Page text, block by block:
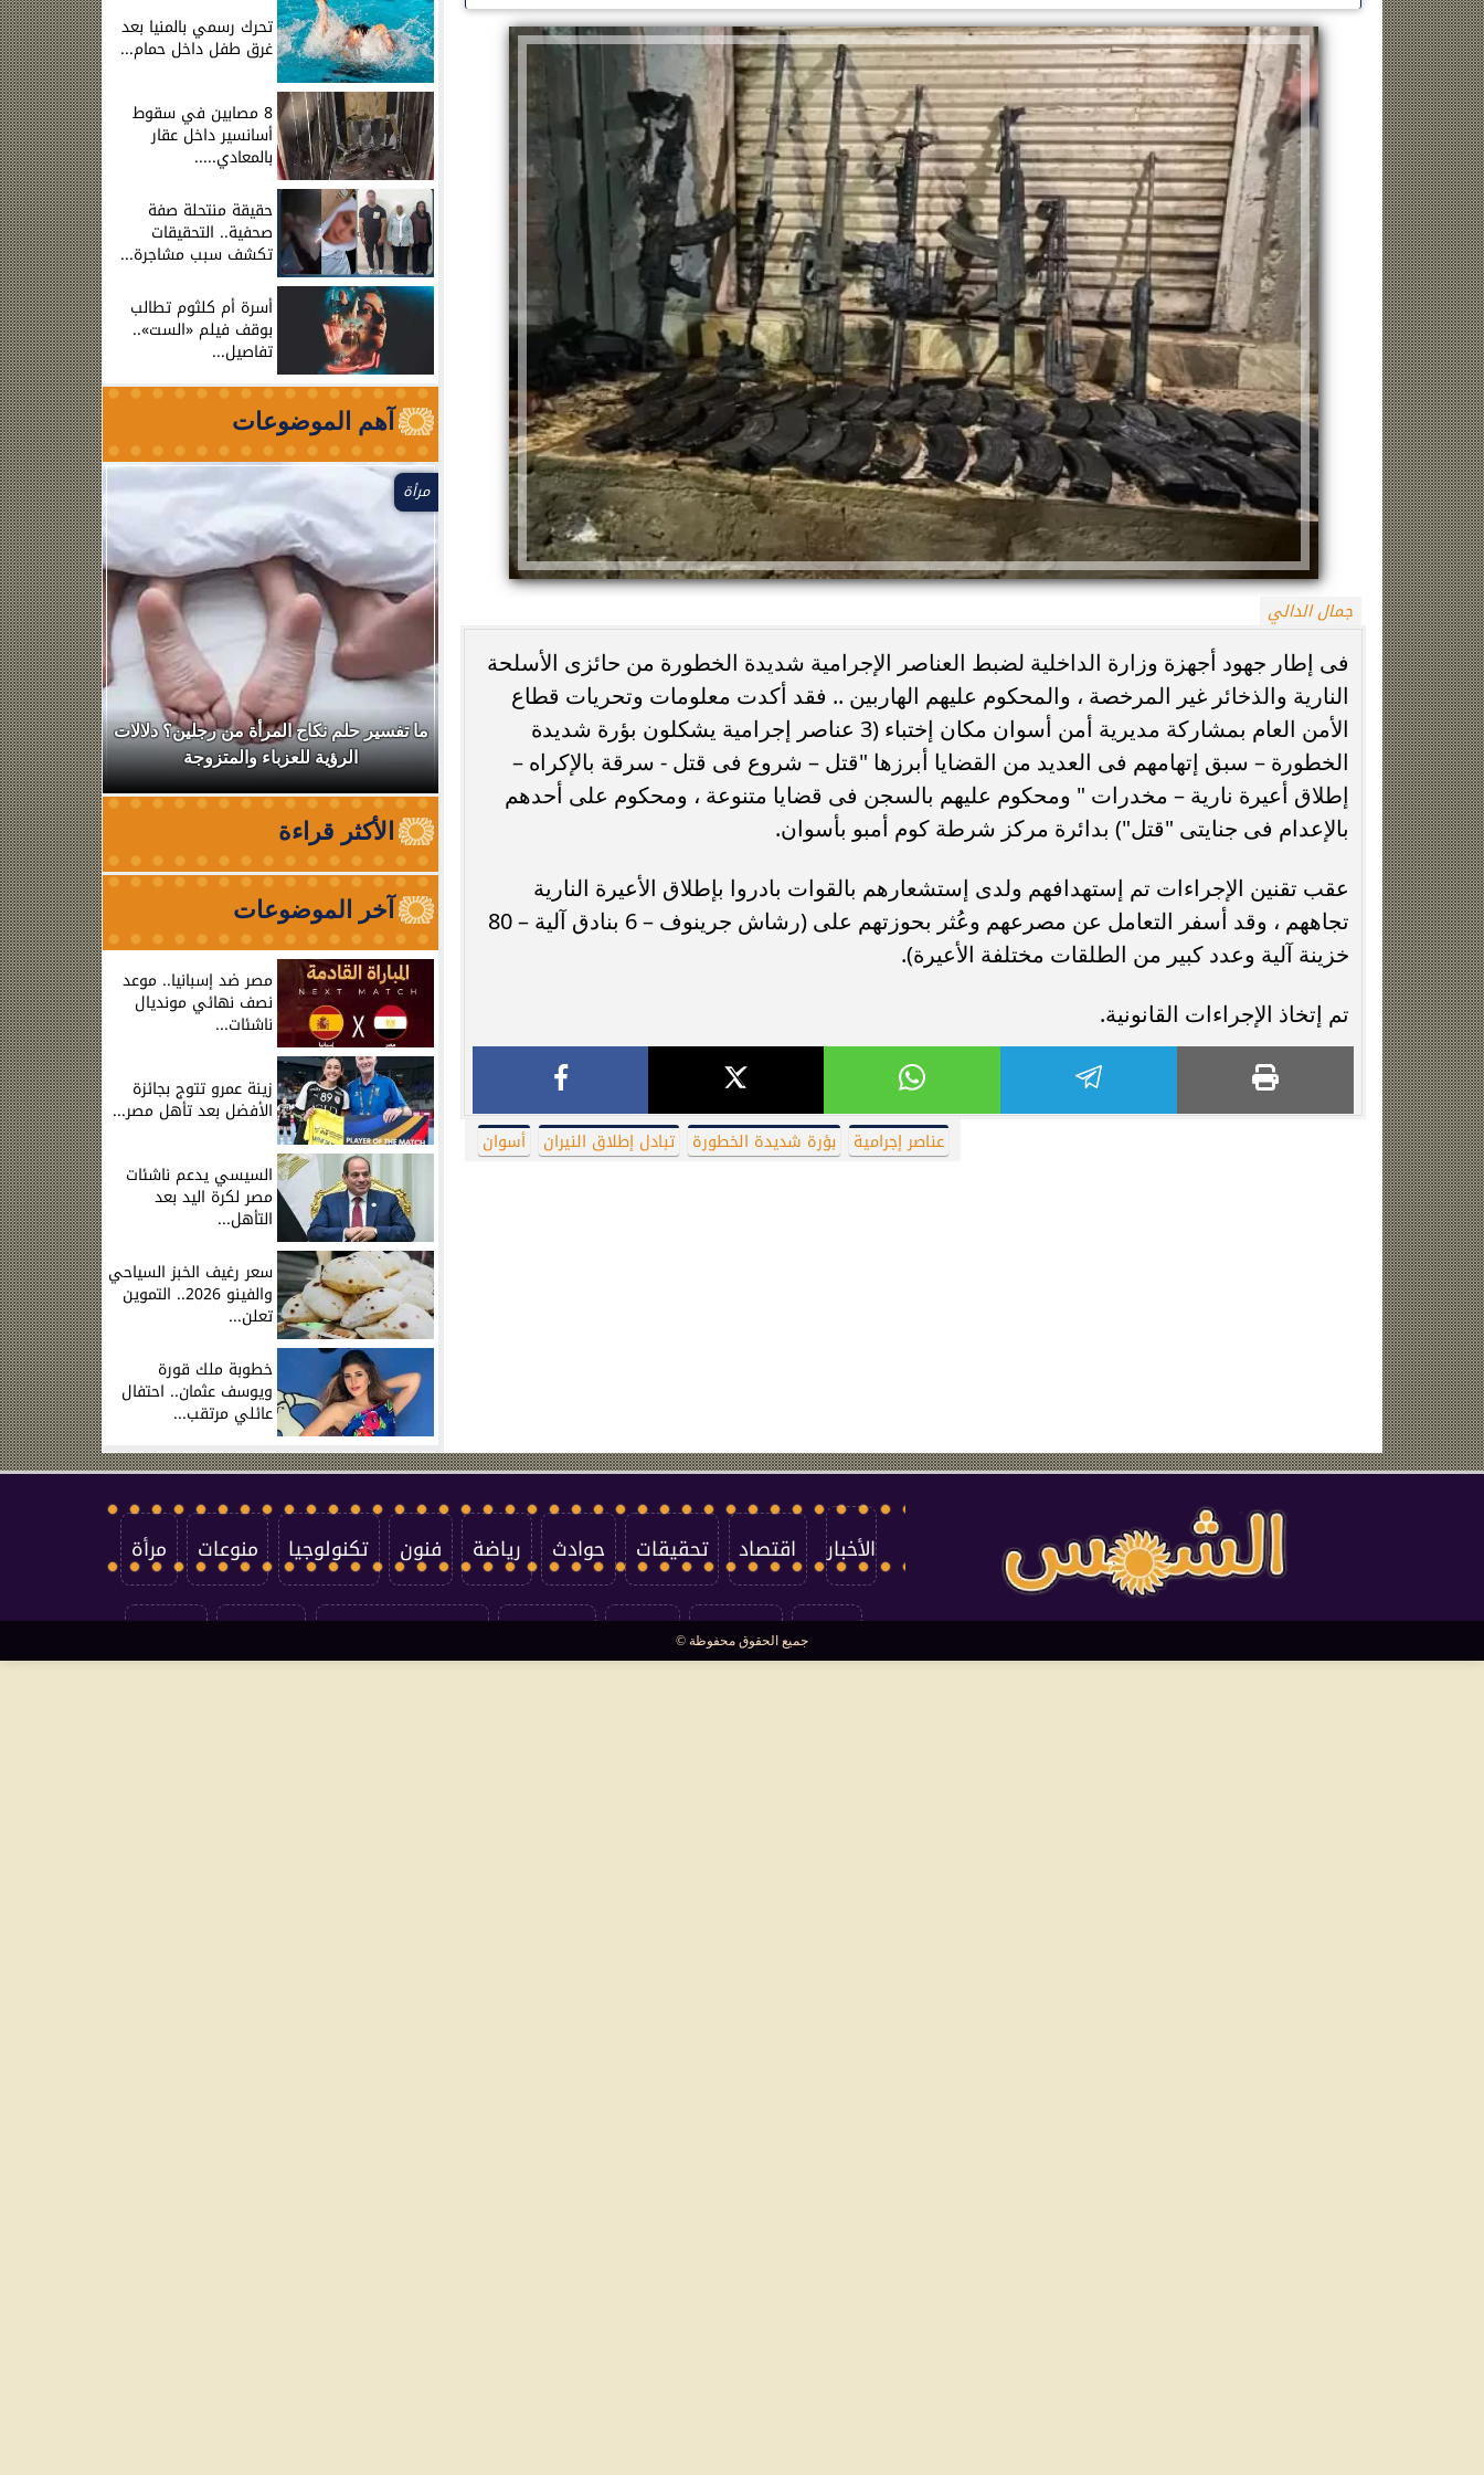
جمال الدالي
فى إطار جهود أجهزة وزارة الداخلية لضبط العناصر الإجرامية شديدة الخطورة من حائزى الأسلحة
النارية والذخائر غير المرخصة ، والمحكوم عليهم الهاربين .. فقد أكدت معلومات وتحريات قطاع
الأمن العام بمشاركة مديرية أمن أسوان مكان إختباء (3 عناصر إجرامية يشكلون بؤرة شديدة
الخطورة – سبق إتهامهم فى العديد من القضايا أبرزها "قتل – شروع فى قتل - سرقة بالإكراه –
إطلاق أعيرة نارية – مخدرات " ومحكوم عليهم بالسجن فى قضايا متنوعة ، ومحكوم على أحدهم
بالإعدام فى جنايتى "قتل") بدائرة مركز شرطة كوم أمبو بأسوان.
عقب تقنين الإجراءات تم إستهدافهم ولدى إستشعارهم بالقوات بادروا بإطلاق الأعيرة النارية
تجاههم ، وقد أسفر التعامل عن مصرعهم وعُثر بحوزتهم على (رشاش جرينوف – 6 بنادق آلية – 80
خزينة آلية وعدد كبير من الطلقات مختلفة الأعيرة).
تم إتخاذ الإجراءات القانونية.
عناصر إجرامية بؤرة شديدة الخطورة تبادل إطلاق النيران أسوان
تحرك رسمي بالمنيا بعد
غرق طفل داخل حمام...
8 مصابين في سقوط
أسانسير داخل عقار
بالمعادي.....
حقيقة منتحلة صفة
صحفية.. التحقيقات
تكشف سبب مشاجرة...
أسرة أم كلثوم تطالب
بوقف فيلم «الست»..
تفاصيل...
آهم الموضوعات
زينة عمرو تتوج بجائزة الأفضل بعد تأهل مصر
التاريخي لنصف نهائي مونديال...
السيسي يدعم ناشئات مصر لكرة اليد بعد
التأهل التاريخي إلى نصف نهائي...
خطوبة ملك قورة ويوسف عثمان.. احتفال
عائلي مرتقب في الساحل الشمالي
مرأة
ما تفسير حلم نكاح المرأة من رجلين؟ دلالات
الرؤية للعزباء والمتزوجة
نقابة
من
الأكثر قراءة
آخر الموضوعات
مصر ضد إسبانيا.. موعد
نصف نهائي مونديال
ناشئات...
زينة عمرو تتوج بجائزة
الأفضل بعد تأهل مصر...
السيسي يدعم ناشئات
مصر لكرة اليد بعد
التأهل...
سعر رغيف الخبز السياحي
والفينو 2026.. التموين
تعلن...
خطوبة ملك قورة
ويوسف عثمان.. احتفال
عائلي مرتقب...
الأخبار اقتصاد تحقيقات حوادث رياضة فنون تكنولوجيا منوعات مرأة
العالم سوشيال
جميع الحقوق محفوظة ©